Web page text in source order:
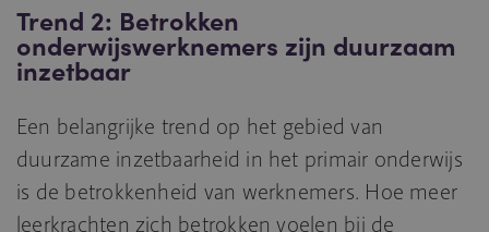
Trend 2: Betrokken
onderwijswerknemers zijn duurzaam
inzetbaar
Een belangrijke trend op het gebied van
duurzame inzetbaarheid in het primair onderwijs
is de betrokkenheid van werknemers. Hoe meer
leerkrachten zich betrokken voelen bij de